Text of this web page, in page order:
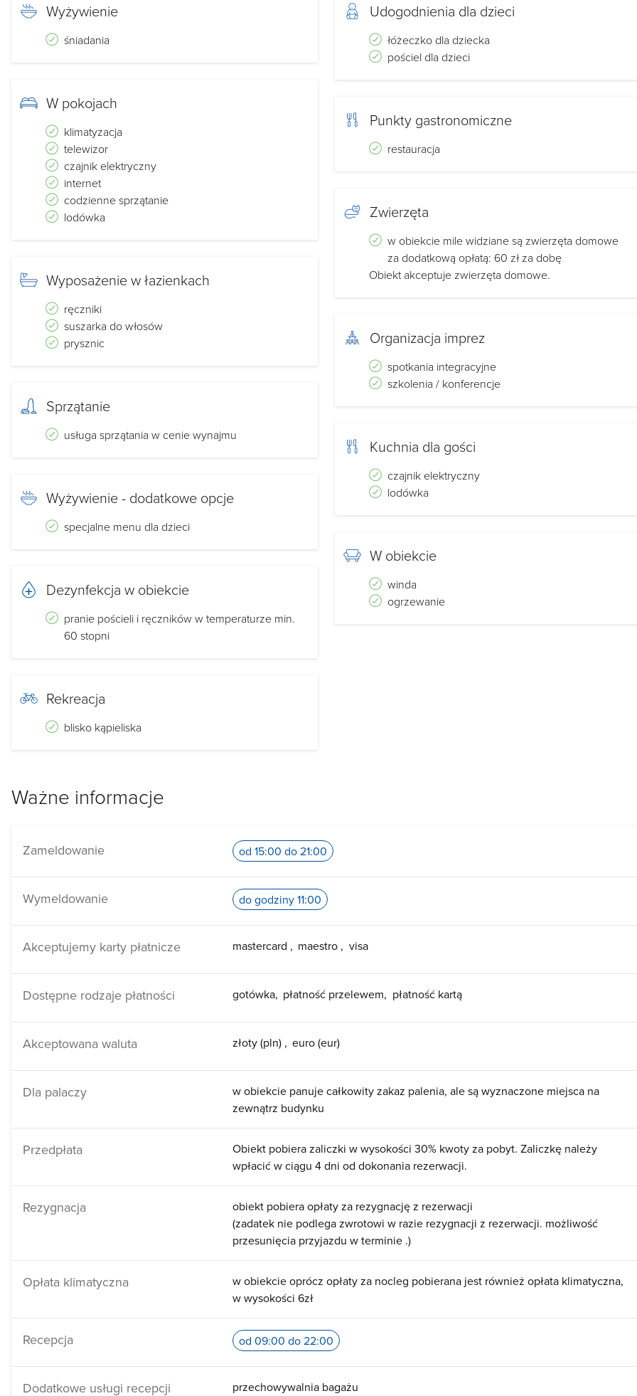
Wyżywienie
śniadania
W pokojach
klimatyzacja
telewizor
czajnik elektryczny
internet
codzienne sprzątanie
lodówka
Wyposażenie w łazienkach
ręczniki
suszarka do włosów
prysznic
Sprzątanie
usługa sprzątania w cenie wynajmu
Wyżywienie - dodatkowe opcje
specjalne menu dla dzieci
Dezynfekcja w obiekcie
pranie pościeli i ręczników w temperaturze min.
60 stopni
Rekreacja
blisko kąpieliska
Udogodnienia dla dzieci
łóżeczko dla dziecka
pościel dla dzieci
Punkty gastronomiczne
restauracja
Zwierzęta
w obiekcie mile widziane są zwierzęta domowe
za dodatkową opłatą: 60 zł za dobę
Obiekt akceptuje zwierzęta domowe.
Organizacja imprez
spotkania integracyjne
szkolenia / konferencje
Kuchnia dla gości
czajnik elektryczny
lodówka
W obiekcie
winda
ogrzewanie
Ważne informacje
Zameldowanie od 15:00 do 21:00
Wymeldowanie do godziny 11:00
Akceptujemy karty płatnicze mastercard maestro visa
Dostępne rodzaje płatności gotówka płatność przelewem płatność kartą
Akceptowana waluta złoty (pln) euro (eur)
Dla palaczy
w obiekcie panuje całkowity zakaz palenia, ale są wyznaczone miejsca na
zewnątrz budynku
Przedpłata
Obiekt pobiera zaliczki w wysokości 30% kwoty za pobyt. Zaliczkę należy
wpłacić w ciągu 4 dni od dokonania rezerwacji.
Rezygnacja
obiekt pobiera opłaty za rezygnację z rezerwacji
(zadatek nie podlega zwrotowi w razie rezygnacji z rezerwacji. możliwość
przesunięcia przyjazdu w terminie .)
Opłata klimatyczna
w obiekcie oprócz opłaty za nocleg pobierana jest również opłata klimatyczna
w wysokości 6zł
Recepcja od 09:00 do 22:00
Dodatkowe usługi recepcji przechowywalnia bagażu